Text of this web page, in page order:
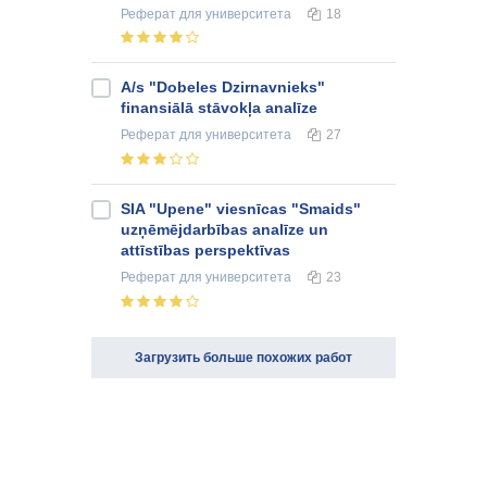
Реферат для университета 18
A/s "Dobeles Dzirnavnieks"
finansiālā stāvokļa analīze
Реферат для университета 27
SIA "Upene" viesnīcas "Smaids"
uzņēmējdarbības analīze un
attīstības perspektīvas
Реферат для университета 23
Загрузить больше похожих работ